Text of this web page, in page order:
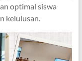
optimal siswa
kelulusan.